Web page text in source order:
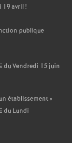
19 avril!
publique
du Vendredi 15 juin
établissement»
du Lundi